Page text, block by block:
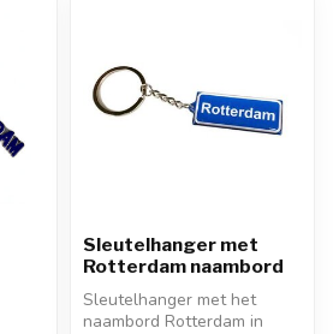
Sleutelhanger met
Rotterdam naambord
Sleutelhanger met het
naambord Rotterdam in